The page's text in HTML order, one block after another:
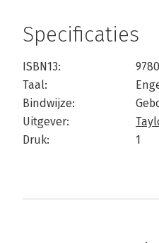
Specificaties
ISBN13:
Taal:
Bindwijze:
Uitgever:
Druk:
1